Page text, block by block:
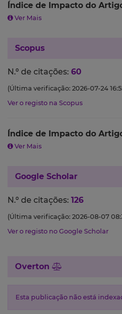
Índice de Impacto do
Ver Mais
Scopus
N.º de citações: 60
(Última verificação: 2026-07-24
Ver o registo na Scopus
Índice de Impacto do
Ver Mais
Google Scholar
N.º de citações: 126
(Última verificação: 2026-08-07
Ver o registo no Google Scholar
Overton
Esta publicação não está